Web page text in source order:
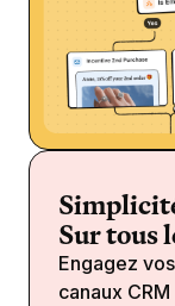
Sur tous
Engagez
canaux